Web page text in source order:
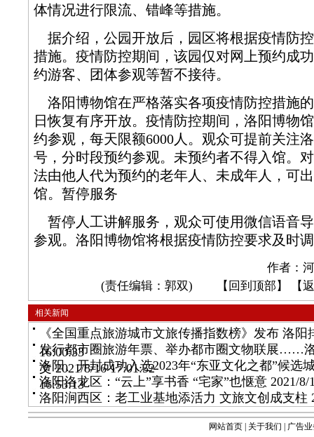
体情况进行限流、错峰等措施。
据介绍，公园开放后，园区将根据疫情防
措施。疫情防控期间，该园仅对网上预约成
约游客、团体参观等暂不接待。
洛阳博物馆在严格落实各项疫情防控措施
日恢复有序开放。疫情防控期间，洛阳博物
约参观，每天限额6000人。观众可提前关注
号，分时段预约参观。未预约者不得入馆。
法由他人代为预约的老年人、未成年人，可
馆。暂停服务
暂停人工讲解服务，观众可使用微信语音
参观。洛阳博物馆将根据疫情防控要求及时
作者：
(责任编辑：郭双) 【 回到顶部 】 【
相关新闻
《全国重点旅游城市文旅传播指数榜》发布 洛阳
16:00:33
发行都市圈旅游年票、举办都市圈文物联展……
文2021/8/16 17:01:52
洛阳、开封成功入选2023年“东亚文化之都”候选
16:53:13
洛阳洛龙区：“云上”享书香 “宅家”也惬意 2021/8/
洛阳涧西区：老工业基地添活力 文旅文创成支柱
网站首页 关于我们 广告